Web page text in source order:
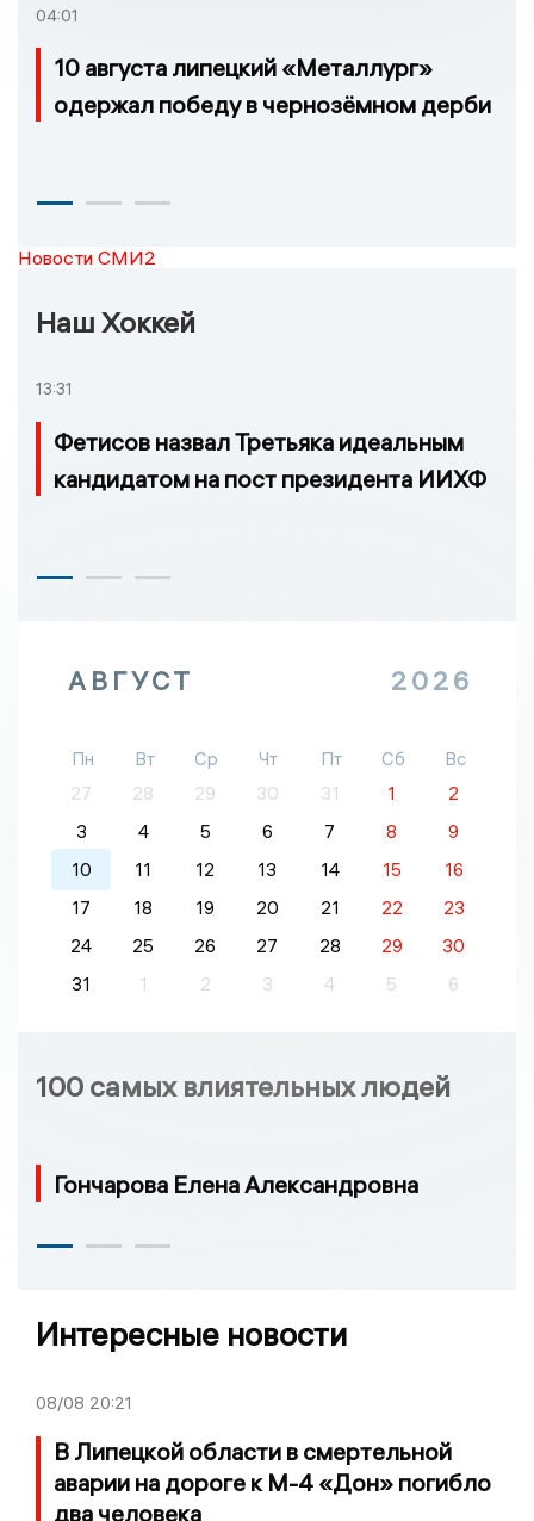
04:01
10 августа липецкий «Металлург»
одержал победу в чернозёмном дерби
Новости СМИ2
Наш Хоккей
13:31
Фетисов назвал Третьяка идеальным
кандидатом на пост президента ИИХФ
АВГУСТ 2026
Пн Вт Ср Чт Пт Сб
Вс
27
28 29 30 31 1
2
3
4 5 6 7 8
9
10
11 12 13 14 15
16
17
18 19 20 21 22
23
24
25 26 27 28 29
30
31
1 2 3 4 5 6
100 самых влиятельных людей
Гончарова Елена Александровна
Интересные новости
08/08 20:21
В Липецкой области в смертельной
аварии на дороге к М-4 «Дон» погибло
два человека